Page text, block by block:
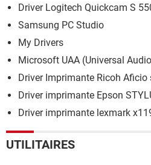
Driver Logitech Quickcam S
Samsung PC Studio
My Drivers
Microsoft UAA (Universal
Driver Imprimante Ricoh Aficio
Driver imprimante Epson
Driver imprimante lexmark
UTILITAIRES